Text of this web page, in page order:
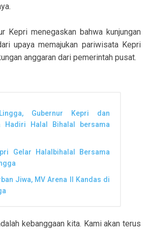
Kepri menegaskan bahwa kunjungan
upaya memajukan pariwisata Kepri
anggaran dari pemerintah pusat.
Gubernur Kepri dan
Hadiri Halal Bihalal bersama
Gelar Halalbihalal Bersama
Jiwa, MV Arena II Kandas di
kebanggaan kita. Kami akan terus